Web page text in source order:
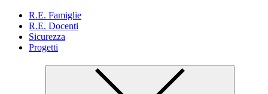
R.E. Famiglie
R.E. Docenti
Sicurezza
Progetti